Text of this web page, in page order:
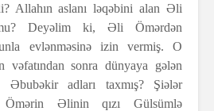
Allahın aslanı ləqəbini alan Əli
Deyəlim ki, Əli Ömərdən
evlənməsinə izin vermiş. O
vəfatından sonra dünyaya gələn
Əbubəkir adları taxmış? Şiələr
Ömərin Əlinin qızı Gülsümlə